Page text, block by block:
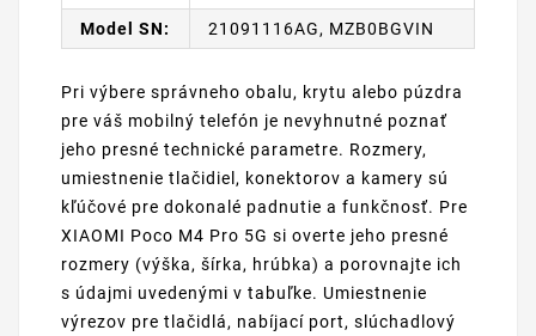
Model SN: 21091116AG, MZB0BGVIN
Pri výbere správneho obalu, krytu alebo púzdra
pre váš mobilný telefón je nevyhnutné poznať
jeho presné technické parametre. Rozmery,
umiestnenie tlačidiel, konektorov a kamery sú
kľúčové pre dokonalé padnutie a funkčnosť. Pre
XIAOMI Poco M4 Pro 5G si overte jeho presné
rozmery (výška, šírka, hrúbka) a porovnajte ich
s údajmi uvedenými v tabuľke. Umiestnenie
výrezov pre tlačidlá, nabíjací port, slúchadlový